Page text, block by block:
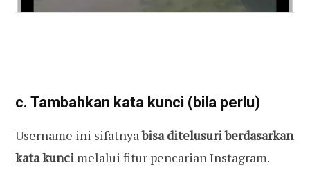
c. Tambahkan kata kunci (bila perlu)
Username ini sifatnyabisa ditelusuri berdasarkan
kata kunci melalui fitur pencarian Instagram.